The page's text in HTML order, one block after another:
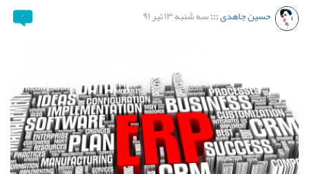
حسین جاهدی:::سه شنبه ۱۳ تیر ۹۱ ۰